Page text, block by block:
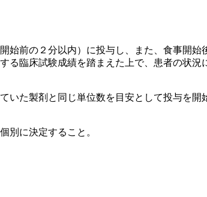
前の２分以内）に投与し、また、食事開始
臨床試験成績を踏まえた上で、患者の状況
た製剤と同じ単位数を目安として投与を開
別に決定すること。